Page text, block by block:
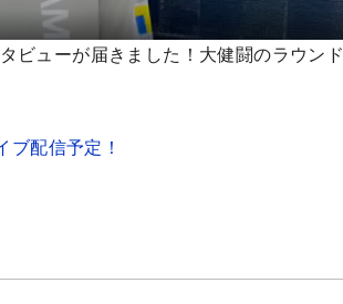
ビューが届きました！大健闘のラウンド
ブ配信予定！